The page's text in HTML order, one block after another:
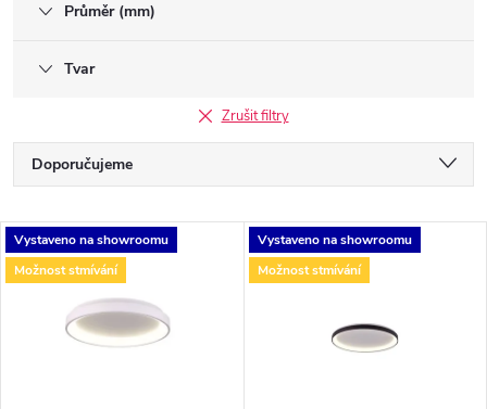
Průměr (mm)
Tvar
Zrušit filtry
Ř
a
z
Doporučujeme
Nejdražší
Nejprodávanější
Abecedně
V
ý
Vystaveno na showroomu
Možnost stmívání
Vystaveno na showroomu
Možnost stmívání